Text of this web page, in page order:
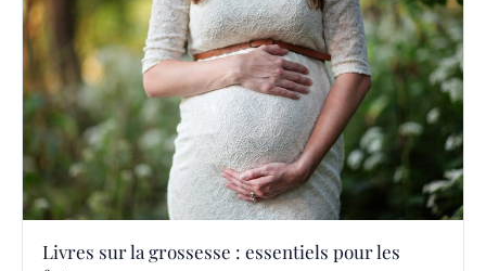
Livres sur la grossesse : essentiels pour les